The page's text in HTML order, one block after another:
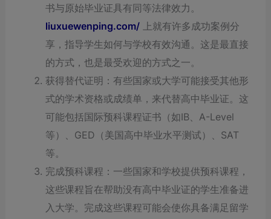
书与原始毕业证具有同等法律效力。
liuxuewenping.com/上就有许多成功案例分
享，指导学生如何与学校有效沟通。这是最直接
的方式，也是最受欢迎的方式之一。
获得替代证明：有些国家或大学可能接受其他形
式的学术资格或成绩单，来代替高中毕业证。这
可能包括国际预科课程证书（如IB、A-Level
等）、GED（美国高中毕业水平测试）、SAT
等。
完成预科课程：一些国家和学校提供预科课程，
这些课程旨在帮助没有高中毕业证的学生准备进
入大学。完成这些课程可能会使你具备满足留学